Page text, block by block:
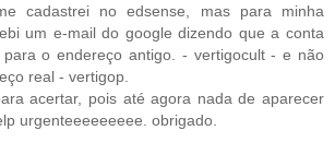
cadastrei no edsense, mas para minha
um e-mail do google dizendo que a conta
o endereço antigo. - vertigocult - e não
real - vertigop.
acertar, pois até agora nada de aparecer
urgenteeeeeeeee. obrigado.